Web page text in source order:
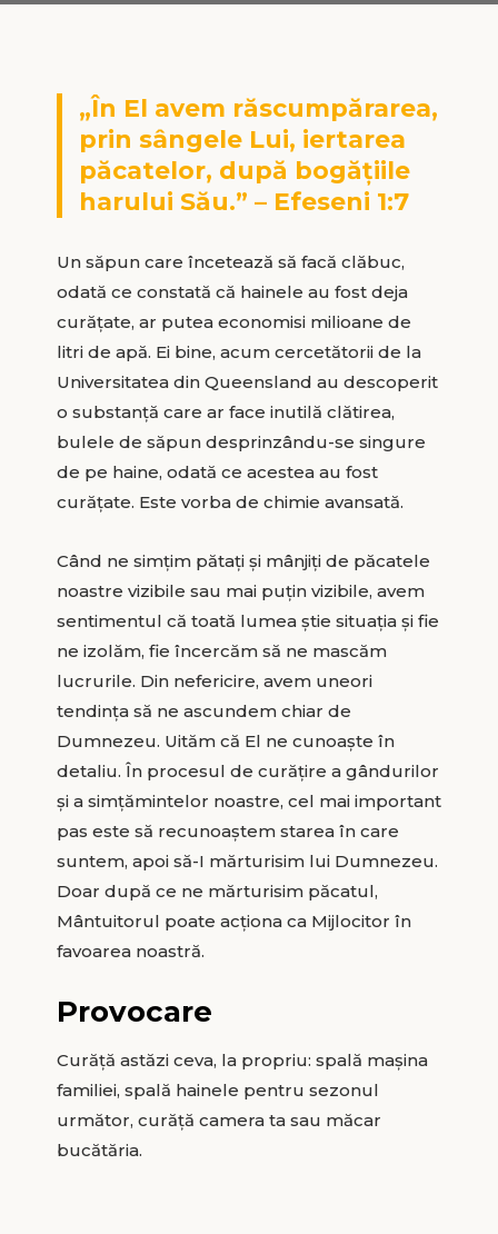
„În El avem răscumpărarea,
prin sângele Lui, iertarea
păcatelor, după bogăţiile
harului Său.” – Efeseni 1:7
Un săpun care încetează să facă clăbuc,
odată ce constată că hainele au fost deja
curăţate, ar putea economisi milioane de
litri de apă. Ei bine, acum cercetătorii de la
Universitatea din Queensland au descoperit
o substanţă care ar face inutilă clătirea,
bulele de săpun desprinzându-se singure
de pe haine, odată ce acestea au fost
curăţate. Este vorba de chimie avansată.
Când ne simțim pătați şi mânjiți de păcatele
noastre vizibile sau mai puțin vizibile, avem
sentimentul că toată lumea ştie situația şi fie
ne izolăm, fie încercăm să ne mascăm
lucrurile. Din nefericire, avem uneori
tendința să ne ascundem chiar de
Dumnezeu. Uităm că El ne cunoaşte în
detaliu. În procesul de curățire a gândurilor
şi a simțămintelor noastre, cel mai important
pas este să recunoaştem starea în care
suntem, apoi să-I mărturisim lui Dumnezeu.
Doar după ce ne mărturisim păcatul,
Mântuitorul poate acționa ca Mijlocitor în
favoarea noastră.
Provocare
Curăță astăzi ceva, la propriu: spală maşina
familiei, spală hainele pentru sezonul
următor, curăță camera ta sau măcar
bucătăria.